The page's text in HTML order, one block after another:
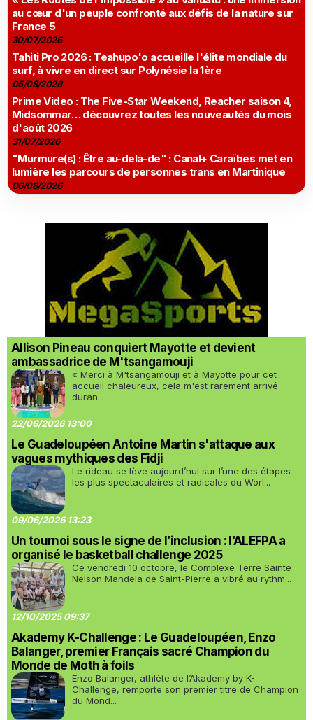
au cœur d'un peuple confronté aux défis de la nature sur
France 5
30/07/2026
Tahiti Pro 2026 : Teahupo'o accueille l'élite mondiale du
surf, à vivre en direct sur Polynésie la 1ère
05/08/2026
Prime Video : The Five-Star Weekend, Reacher saison 4,
Midsommar… découvrez toutes les nouveautés du mois
d'août 2026
31/07/2026
"Murmure(s) : Être au-delà-de" : Canal+ Caraïbes met en
lumière les parcours de personnes trans en Martinique
06/08/2026
Allison Pineau conquiert Mayotte et devient
ambassadrice de M'tsangamouji
« Merci à M'tsangamouji et à Mayotte pour cet
accueil chaleureux, cela m'est rarement arrivé
duran...
22/06/2026 13:00
Le Guadeloupéen Antoine Martin s'attaque aux
vagues mythiques des Fidji
Le rideau se lève aujourd’hui sur l’une des étapes
les plus spectaculaires et radicales du Worl...
09/06/2026 13:23
Un tournoi sous le signe de l’inclusion : l’ALEFPA a
organisé le basketball challenge 2025
Ce vendredi 10 octobre, le Complexe Terre Sainte
Nelson Mandela de Saint-Pierre a vibré au rythm...
12/10/2025 09:37
Akademy K-Challenge : Le Guadeloupéen, Enzo
Balanger, premier Français sacré Champion du
Monde de Moth à foils
Enzo Balanger, athlète de l’Akademy by K-
Challenge, remporte son premier titre de Champion
du Mond...